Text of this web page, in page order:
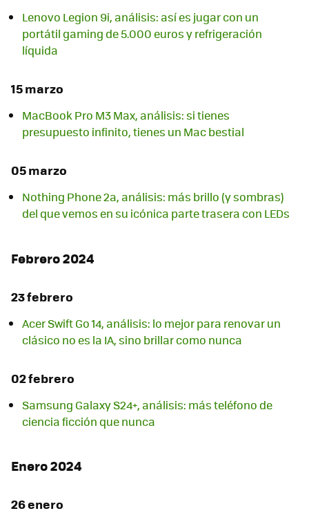
Lenovo Legion 9i, análisis: así es jugar con un
portátil gaming de 5.000 euros y refrigeración
líquida
15 marzo
MacBook Pro M3 Max, análisis: si tienes
presupuesto infinito, tienes un Mac bestial
05 marzo
Nothing Phone 2a, análisis: más brillo (y sombras)
del que vemos en su icónica parte trasera con LEDs
Febrero 2024
23 febrero
Acer Swift Go 14, análisis: lo mejor para renovar un
clásico no es la IA, sino brillar como nunca
02 febrero
Samsung Galaxy S24+, análisis: más teléfono de
ciencia ficción que nunca
Enero 2024
26 enero